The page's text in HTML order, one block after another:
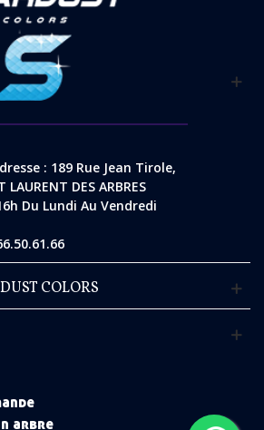
: 189 Rue Jean Tirole,
LAURENT DES ARBRES
Du Lundi Au Vendredi
COLORS
arbre